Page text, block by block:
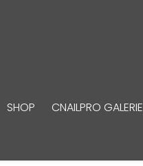
SHOP CNAILPRO GALERIE